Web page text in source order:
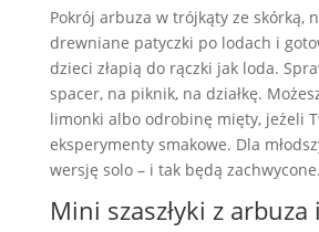
Pokrój arbuza w trójkąty ze skórką,
drewniane patyczki po lodach i
dzieci złapią do rączki jak loda.
spacer, na piknik, na działkę.
limonki albo odrobinę mięty, jeżeli
eksperymenty smakowe. Dla
wersję solo – i tak będą zachwycone.
Mini szaszłyki z arbuza